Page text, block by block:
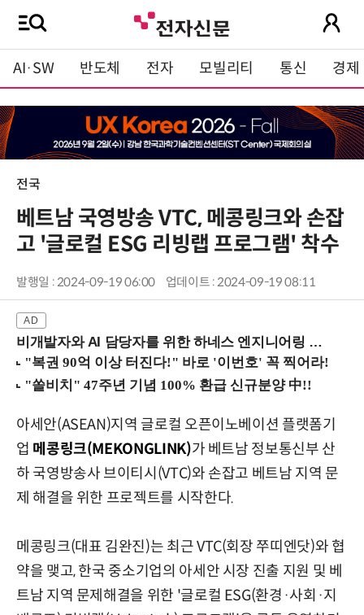
AI·SW 반도체 전자 모빌리티 통신 경제
전국
베트남 국영방송 VTC, 메콩링크와 손잡
고 '글로컬 ESG 리빙랩 프로그램' 착수
발행일 : 2024-09-19 06:00 업데이트 : 2024-09-19 08:11
비개발자와 AI 담당자를 위한 하네스 엔지니어링 입문과정 (8/20 신논현역)
아세안(ASEAN)지역 글로컬 오픈이노베이션 플랫폼기
업 메콩링크(MEKONGLINK)가 베트남 정보통신부 산
하 국영방송사 브이티시(VTC)와 손잡고 베트남 지역 문
제 해결을 위한 프로젝트를 시작한다.
메콩링크(대표 김완진)는 최근 VTC(회장 쭈띠엔닷)와 협
약을 맺고, 한국 중소기업의 아세안 시장 진출 지원 및 베
트남 지역 문제해결을 위한 '글로컬 ESG(환경·사회·지